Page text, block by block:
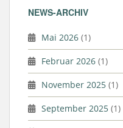
NEWS-ARCHIV
Mai 2026 (1)
Februar 2026 (1)
November 2025 (1)
September 2025 (1)